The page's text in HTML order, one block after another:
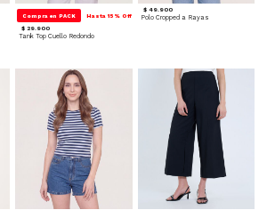
Compra en PACK Hasta 15% Off
$ 29.900
Tank Top Cuello Redondo
$ 49.900
Polo Cropped a Rayas